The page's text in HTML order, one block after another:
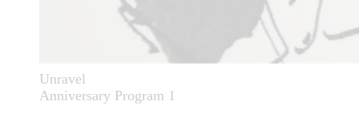
Unravel
Anniversary Program 1